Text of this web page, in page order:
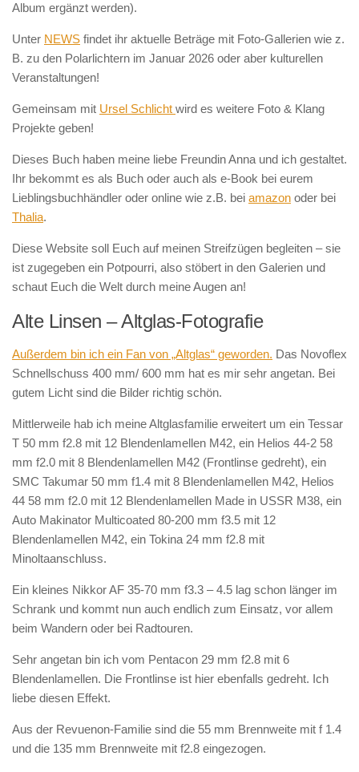
Album ergänzt werden).
Unter NEWS findet ihr aktuelle Beträge mit Foto-Gallerien wie z.
B. zu den Polarlichtern im Januar 2026 oder aber kulturellen
Veranstaltungen!
Gemeinsam mit Ursel Schlicht wird es weitere Foto & Klang
Projekte geben!
Dieses Buch haben meine liebe Freundin Anna und ich gestaltet.
Ihr bekommt es als Buch oder auch als e-Book bei eurem
Lieblingsbuchhändler oder online wie z.B. bei amazon oder bei
Thalia.
Diese Website soll Euch auf meinen Streifzügen begleiten – sie
ist zugegeben ein Potpourri, also stöbert in den Galerien und
schaut Euch die Welt durch meine Augen an!
Alte Linsen – Altglas-Fotografie
Außerdem bin ich ein Fan von „Altglas“ geworden. Das Novoflex
Schnellschuss 400 mm/ 600 mm hat es mir sehr angetan. Bei
gutem Licht sind die Bilder richtig schön.
Mittlerweile hab ich meine Altglasfamilie erweitert um ein Tessar
T 50 mm f2.8 mit 12 Blendenlamellen M42, ein Helios 44-2 58
mm f2.0 mit 8 Blendenlamellen M42 (Frontlinse gedreht), ein
SMC Takumar 50 mm f1.4 mit 8 Blendenlamellen M42, Helios
44 58 mm f2.0 mit 12 Blendenlamellen Made in USSR M38, ein
Auto Makinator Multicoated 80-200 mm f3.5 mit 12
Blendenlamellen M42, ein Tokina 24 mm f2.8 mit
Minoltaanschluss.
Ein kleines Nikkor AF 35-70 mm f3.3 – 4.5 lag schon länger im
Schrank und kommt nun auch endlich zum Einsatz, vor allem
beim Wandern oder bei Radtouren.
Sehr angetan bin ich vom Pentacon 29 mm f2.8 mit 6
Blendenlamellen. Die Frontlinse ist hier ebenfalls gedreht. Ich
liebe diesen Effekt.
Aus der Revuenon-Familie sind die 55 mm Brennweite mit f 1.4
und die 135 mm Brennweite mit f2.8 eingezogen.